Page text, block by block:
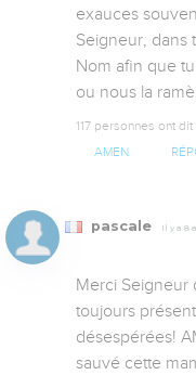
exauces
Seigneur, dans
Nom afin que
ou nous la
117 personnes ont
AMEN
pascale Il y a 8
Merci Seigneur
toujours
désespérées!
sauvé cette